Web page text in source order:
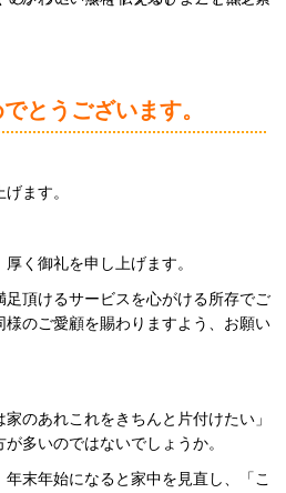
とうございます。
ます。
く御礼を申し上げます。
頂けるサービスを心がける所存でご
のご愛顧を賜わりますよう、お願い
のあれこれをきちんと片付けたい」
多いのではないでしょうか。
末年始になると家中を見直し、「こ